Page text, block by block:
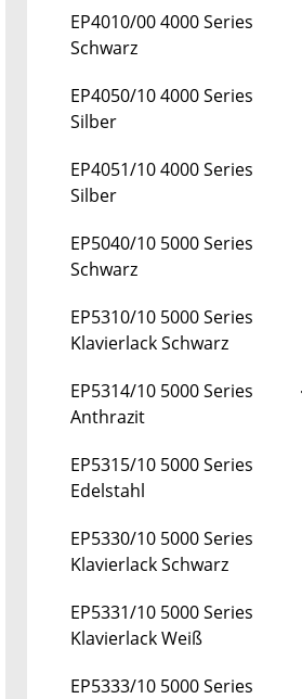
EP4010/00 4000 Series
Schwarz
EP4050/10 4000 Series
Silber
EP4051/10 4000 Series
Silber
EP5040/10 5000 Series
Schwarz
EP5310/10 5000 Series
Klavierlack Schwarz
EP5314/10 5000 Series
Anthrazit
EP5315/10 5000 Series
Edelstahl
EP5330/10 5000 Series
Klavierlack Schwarz
EP5331/10 5000 Series
Klavierlack Weiß
EP5333/10 5000 Series